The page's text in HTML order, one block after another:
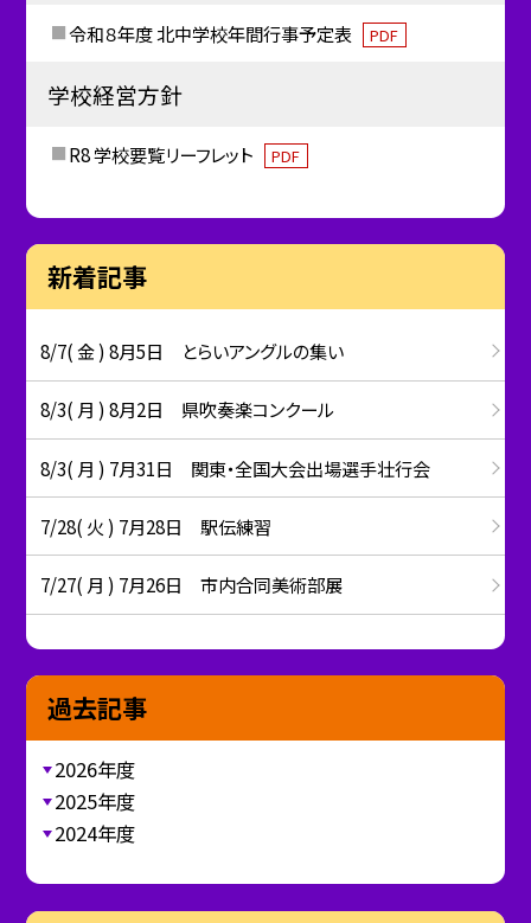
令和８年度 北中学校年間行事予定表 PDF
学校経営方針
R8 学校要覧リーフレット PDF
新着記事
8/7( 金 ) 8月5日 とらいアングルの集い
8/3( 月 ) 8月2日 県吹奏楽コンクール
8/3( 月 ) 7月31日 関東・全国大会出場選手壮行会
7/28( 火 ) 7月28日 駅伝練習
7/27( 月 ) 7月26日 市内合同美術部展
過去記事
2026年度
2025年度
2024年度